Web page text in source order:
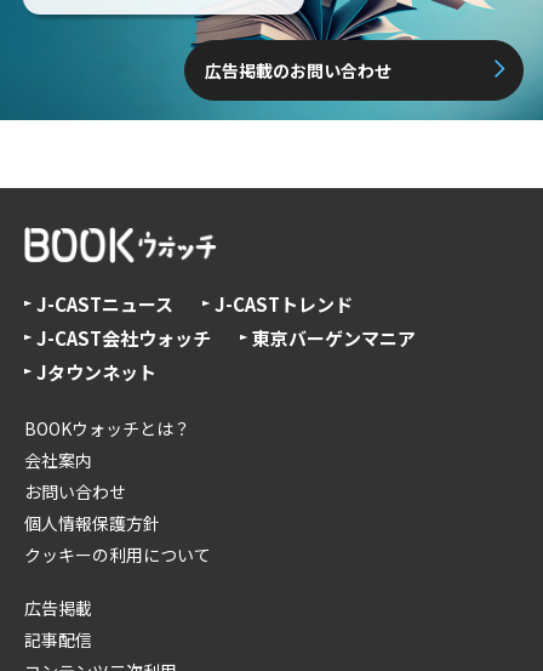
広告掲載のお問い合わせ
J-CASTニュース
J-CASTトレンド
J-CAST会社ウォッチ
東京バーゲンマニア
Jタウンネット
BOOKウォッチとは？
会社案内
お問い合わせ
個人情報保護方針
クッキーの利用について
広告掲載
記事配信